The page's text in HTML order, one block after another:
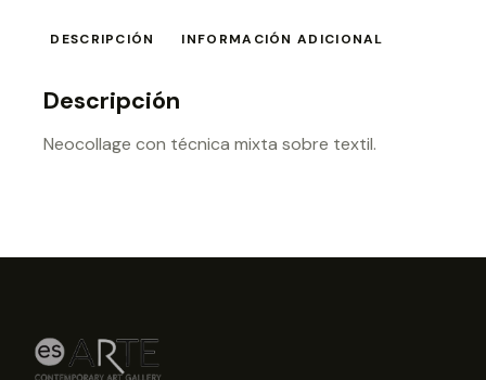
DESCRIPCIÓN INFORMACIÓN ADICIONAL
Descripción
Neocollage con técnica mixta sobre textil.